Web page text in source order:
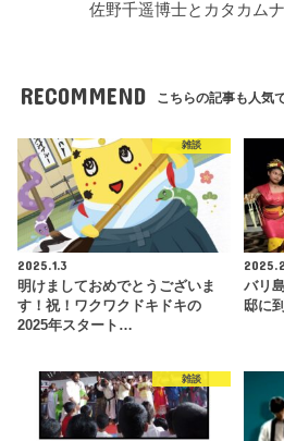
佐野千遥博士とカタカム
RECOMMEND こちらの記事も人気
雑談
2025.1.3
明けましておめでとうございま
す！祝！ワクワクドキドキの
2025年スタート…
バリ
邸に
雑談